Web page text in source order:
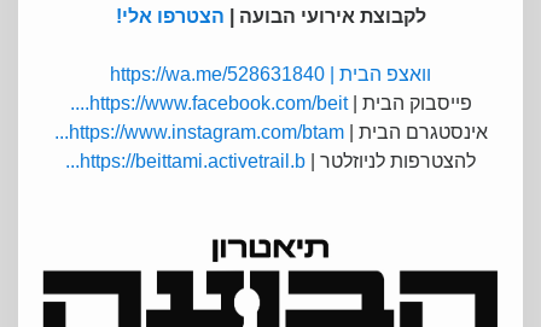
לקבוצת אירועי הבועה | הצטרפו אלי!
וואצפ הבית | https://wa.me/528631840
פייסבוק הבית |https://www.facebook.com/beit....
אינסטגרם הבית |https://www.instagram.com/btam...
להצטרפות לניוזלטר | https://beittami.activetrail.b...